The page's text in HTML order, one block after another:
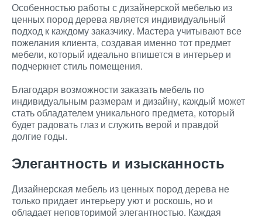
Особенностью работы с дизайнерской мебелью из
ценных пород дерева является индивидуальный
подход к каждому заказчику. Мастера учитывают все
пожелания клиента, создавая именно тот предмет
мебели, который идеально впишется в интерьер и
подчеркнет стиль помещения.
Благодаря возможности заказать мебель по
индивидуальным размерам и дизайну, каждый может
стать обладателем уникального предмета, который
будет радовать глаз и служить верой и правдой
долгие годы.
Элегантность и изысканность
Дизайнерская мебель из ценных пород дерева не
только придает интерьеру уют и роскошь, но и
обладает неповторимой элегантностью. Каждая